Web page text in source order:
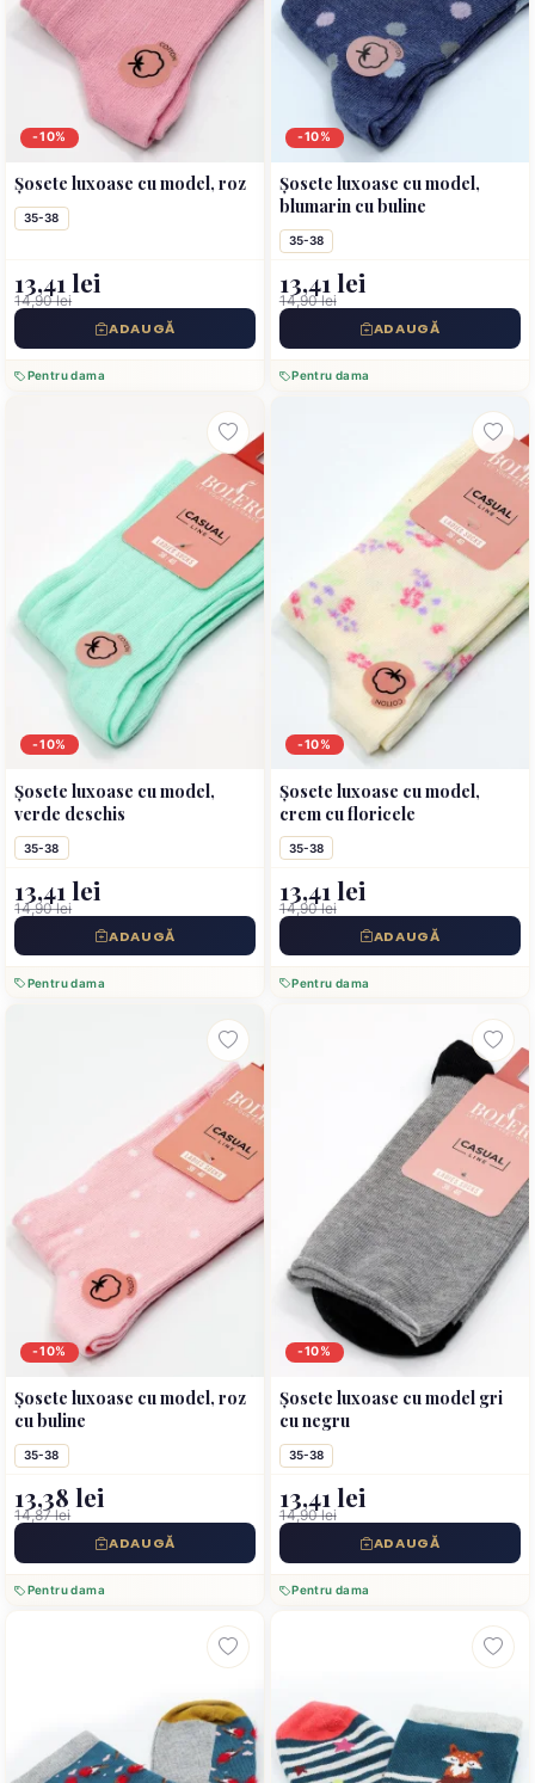
-10%
Șosete luxoase cu model, roz
35-38
13,41 lei
14,90 lei
ADAUGĂ
Pentru dama
-10%
Șosete luxoase cu model,
blumarin cu buline
35-38
13,41 lei
14,90 lei
ADAUGĂ
Pentru dama
-10%
Șosete luxoase cu model,
verde deschis
35-38
13,41 lei
14,90 lei
ADAUGĂ
Pentru dama
-10%
Șosete luxoase cu model,
crem cu floricele
35-38
13,41 lei
14,90 lei
ADAUGĂ
Pentru dama
-10%
Șosete luxoase cu model, roz
cu buline
35-38
13,38 lei
14,87 lei
ADAUGĂ
Pentru dama
-10%
Șosete luxoase cu model gri
cu negru
35-38
13,41 lei
14,90 lei
ADAUGĂ
Pentru dama